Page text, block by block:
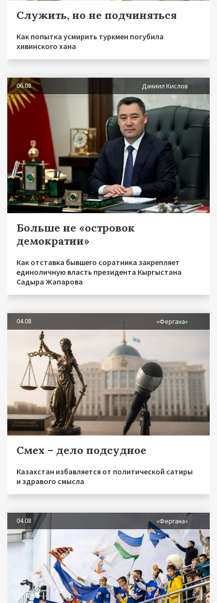
Служить, но не подчиняться
Как попытка усмирить туркмен погубила
хивинского хана
06.08 Даниил Кислов
Больше не «островок
демократии»
Как отставка бывшего соратника закрепляет
единоличную власть президента Кыргыстана
Садыра Жапарова
04.08 «Фергана»
Смех – дело подсудное
Казахстан избавляется от политической сатиры
и здравого смысла
04.08 «Фергана»